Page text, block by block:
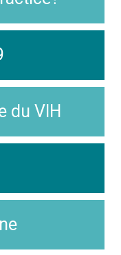
du VIH